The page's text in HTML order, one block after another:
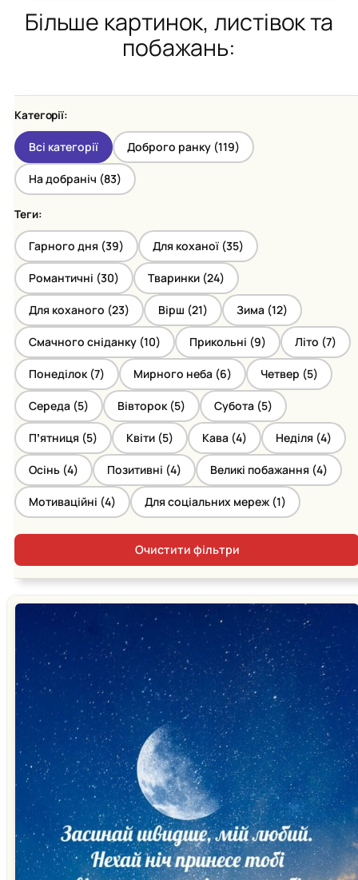
Більше картинок, листівок та
побажань:
Категорії:
Всі категорії Доброго ранку (119)
На добраніч (83)
Теги:
Гарного дня (39) Для коханої (35)
Романтичні (30) Тваринки (24)
Для коханого (23) Вірш (21) Зима (12)
Смачного сніданку (10) Прикольні (9) Літо (7)
Понеділок (7) Мирного неба (6) Четвер (5)
Середа (5) Вівторок (5) Субота (5)
Пʼятниця (5) Квіти (5) Кава (4) Неділя (4)
Осінь (4) Позитивні (4) Великі побажання (4)
Мотиваційні (4) Для соціальних мереж (1)
Очистити фільтри